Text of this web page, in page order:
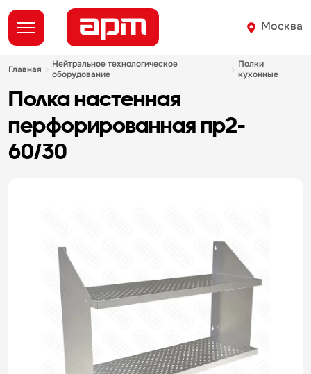
Москва
главная
нейтральное технологическое
оборудование
полки
кухонные
полка настенная
перфорированная пр2-
60/30